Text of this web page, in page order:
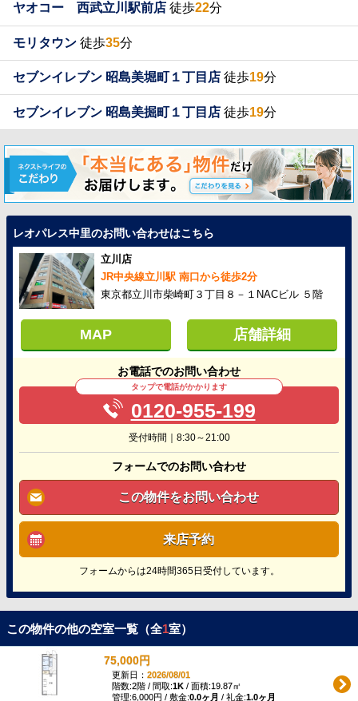
ヤオコー 西武立川駅前店 徒歩22分
モリタウン 徒歩35分
セブンイレブン 昭島美堀町１丁目店 徒歩19分
セブンイレブン 昭島美掘町１丁目店 徒歩19分
レオパレス中里のお問い合わせはこちら
立川店
JR中央線立川駅 南口から徒歩2分
東京都立川市柴崎町３丁目８－１NACビル ５階
MAP 店舗詳細
お電話でのお問い合わせ
タップで電話がかかります
0120-955-199
受付時間｜8:30～21:00
フォームでのお問い合わせ
この物件をお問い合わせ
来店予約
フォームからは24時間365日受付しています。
この物件の他の空室一覧（全1室）
75,000円
更新日： 2026/08/01
階数:2階 / 間取:1K/ 面積:19.87㎡
管理:6,000円 / 敷金:0.0ヶ月 / 礼金:1.0ヶ月